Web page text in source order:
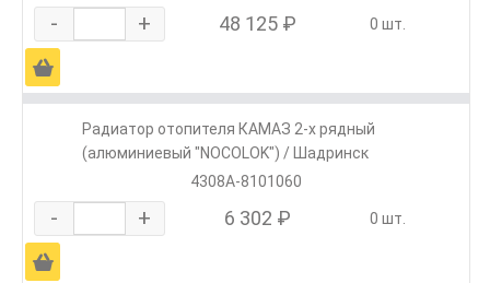
- + 48 125 ₽ 0 шт.
Ä
Радиатор отопителя КАМАЗ 2-х рядный
(алюминиевый "NOCOLOK") / Шадринск
4308А-8101060
- + 6 302 ₽ 0 шт.
Ä